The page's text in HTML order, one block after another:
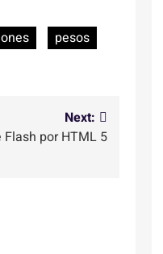
pesos
Next:
por HTML 5